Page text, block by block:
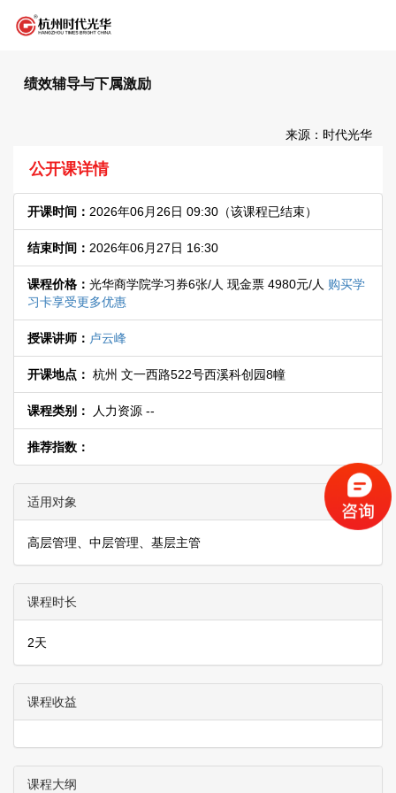
绩效辅导与下属激励
来源：时代光华
公开课详情
开课时间： 2026年06月26日 09:30 （该课程已结束）
结束时间： 2026年06月27日 16:30
课程价格： 光华商学院学习券6张/人 现金票 4980元/人 购买学
习卡享受更多优惠
授课讲师： 卢云峰
开课地点： 杭州 文一西路522号西溪科创园8幢
课程类别： 人力资源 --
推荐指数：
适用对象
高层管理、中层管理、基层主管
课程时长
2天
课程收益
课程大纲